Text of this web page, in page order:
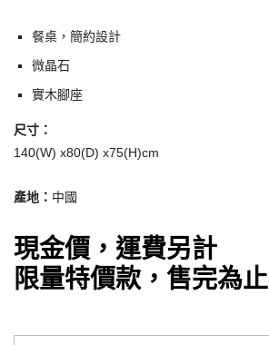
餐桌，簡約設計
微晶石
實木腳座
尺寸：
140(W) x80(D) x75(H)cm
產地： 中國
現金價，運費另計
限量特價款，售完為止